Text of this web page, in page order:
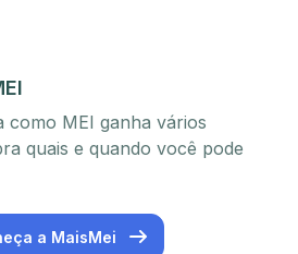
como MEI ganha vários
quais e quando você pode
a MaisMei